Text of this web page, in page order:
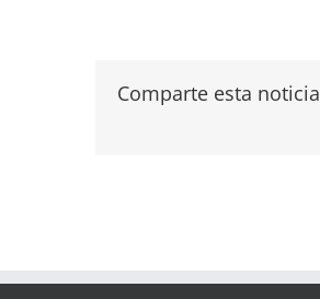
Comparte esta